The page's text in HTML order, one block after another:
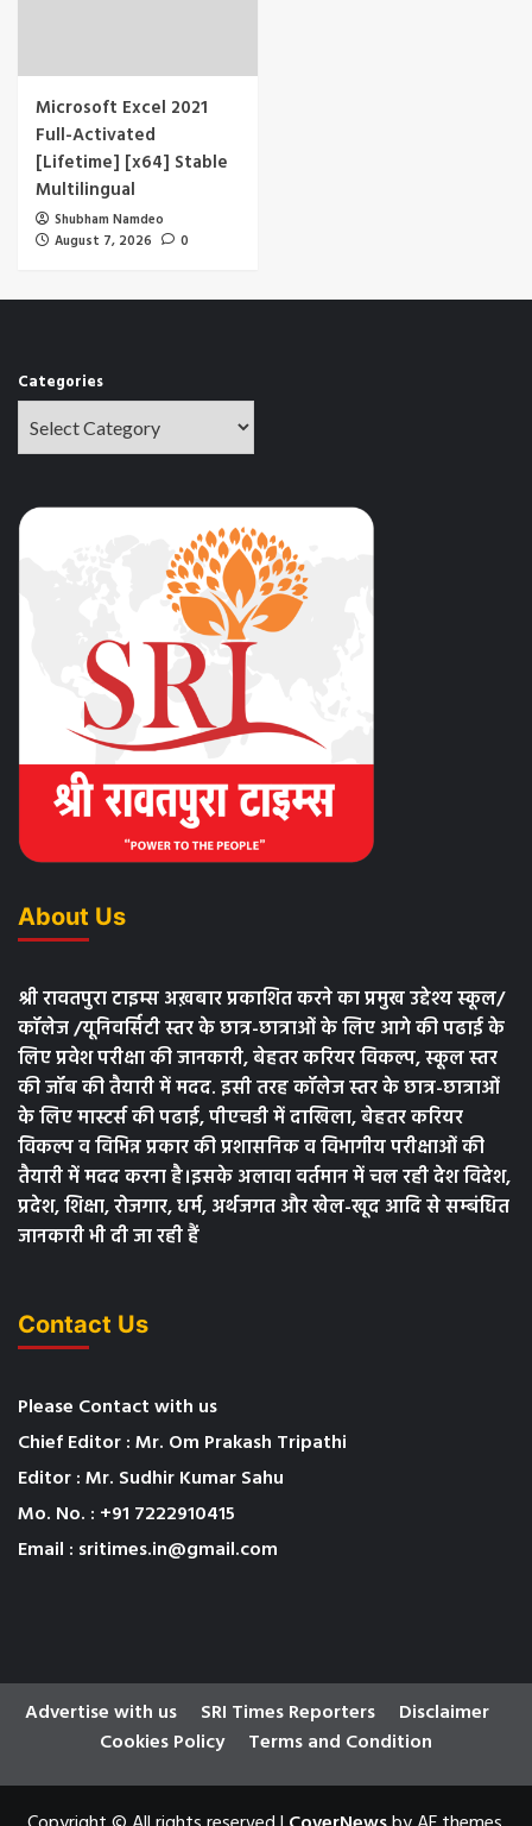
Microsoft Excel 2021
Full-Activated
[Lifetime] [x64] Stable
Multilingual
Shubham Namdeo
August 7, 2026
0
Categories
About Us
श्री रावतपुरा टाइम्स अख़बार प्रकाशित करने का प्रमुख उद्देश्य स्कूल/
कॉलेज /यूनिवर्सिटी स्तर के छात्र-छात्राओं के लिए आगे की पढाई के
लिए प्रवेश परीक्षा की जानकारी, बेहतर करियर विकल्प, स्कूल स्तर
की जॉब की तैयारी में मदद. इसी तरह कॉलेज स्तर के छात्र-छात्राओं
के लिए मास्टर्स की पढाई, पीएचडी में दाखिला, बेहतर करियर
विकल्प व विभिन्न प्रकार की प्रशासनिक व विभागीय परीक्षाओं की
तैयारी में मदद करना है।इसके अलावा वर्तमान में चल रही देश विदेश,
प्रदेश, शिक्षा, रोजगार, धर्म, अर्थजगत और खेल-खूद आदि से सम्बंधित
जानकारी भी दी जा रही हैं
Contact Us
Please Contact with us
Chief Editor : Mr. Om Prakash Tripathi
Editor : Mr. Sudhir Kumar Sahu
Mo. No. : +91 7222910415
Email : sritimes.in@gmail.com
Advertise with us SRI Times Reporters
Disclaimer
Cookies Policy
Terms and Condition